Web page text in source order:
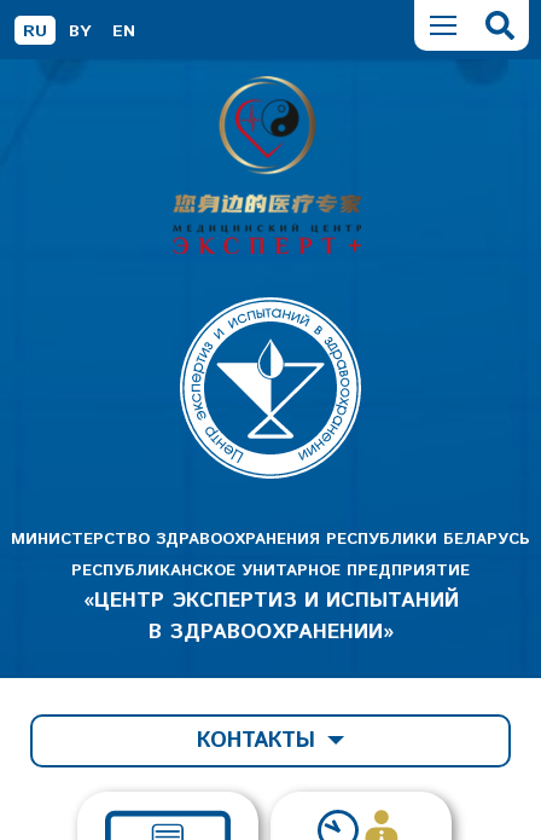
RU BY EN
МИНИСТЕРСТВО ЗДРАВООХРАНЕНИЯ РЕСПУБЛИКИ БЕЛАРУСЬ
РЕСПУБЛИКАНСКОЕ УНИТАРНОЕ ПРЕДПРИЯТИЕ
«ЦЕНТР ЭКСПЕРТИЗ И ИСПЫТАНИЙ
В ЗДРАВООХРАНЕНИИ»
КОНТАКТЫ